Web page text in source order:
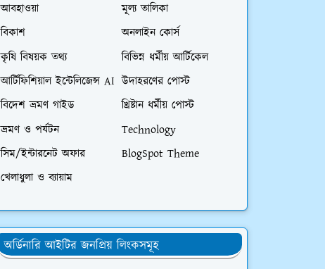
আবহাওয়া
মূল্য তালিকা
বিকাশ
অনলাইন কোর্স
কৃষি বিষয়ক তথ্য
বিভিন্ন ধর্মীয় আর্টিকেল
আর্টিফিশিয়াল ইন্টেলিজেন্স AI উদাহরণের পোস্ট
বিদেশ ভ্রমণ গাইড
খ্রিষ্টান ধর্মীয় পোস্ট
ভ্রমণ ও পর্যটন
Technology
সিম/ইন্টারনেট অফার
BlogSpot Theme
খেলাধুলা ও ব্যায়াম
অর্ডিনারি আইটির জনপ্রিয় লিংকসমূহ